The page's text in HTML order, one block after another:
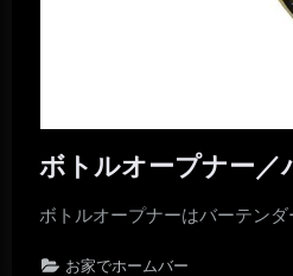
ボトルオープナー／
ボトルオープナーはバーテンダ
お家でホームバー